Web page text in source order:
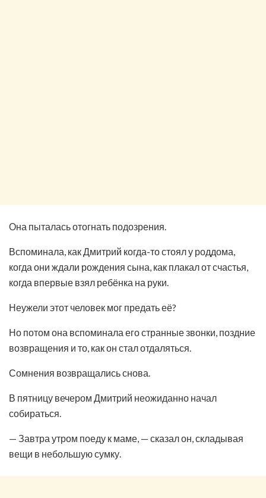
Она пыталась отогнать подозрения.
Вспоминала, как Дмитрий когда-то стоял у роддома,
когда они ждали рождения сына, как плакал от счастья,
когда впервые взял ребёнка на руки.
Неужели этот человек мог предать её?
Но потом она вспоминала его странные звонки, поздние
возвращения и то, как он стал отдаляться.
Сомнения возвращались снова.
В пятницу вечером Дмитрий неожиданно начал
собираться.
— Завтра утром поеду к маме, — сказал он, складывая
вещи в небольшую сумку.